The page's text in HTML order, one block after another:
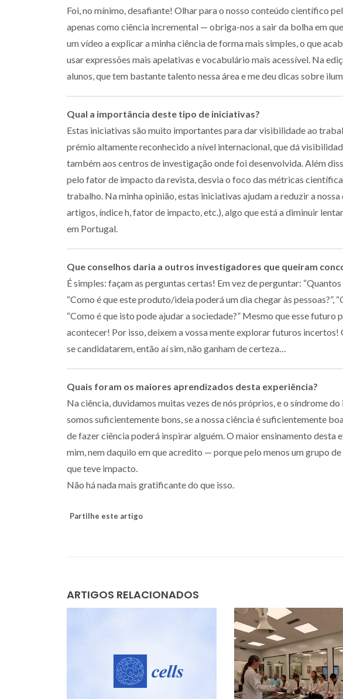
Foi, no mínimo, desafiante! Olhar para o nosso conteúdo científico
apenas como ciência incremental — obriga-nos a sair da bolha em
um vídeo a explicar a minha ciência de forma mais simples, o que
usar expressões mais apelativas e vocabulário mais acessível. Na
alunos, que tem bastante talento nessa área e me deu dicas sobre
Qual a importância deste tipo de iniciativas?
Estas iniciativas são muito importantes para dar visibilidade ao
prémio altamente reconhecido a nível internacional, que dá
também aos centros de investigação onde foi desenvolvida. Além
pelo fator de impacto da revista, desvia o foco das métricas
trabalho. Na minha opinião, estas iniciativas ajudam a reduzir a
artigos, índice h, fator de impacto, etc.), algo que está a diminuir
em Portugal.
Que conselhos daria a outros investigadores que queiram
É simples: façam as perguntas certas! Em vez de perguntar:
“Como é que este produto/ideia poderá um dia chegar às pessoas?”,
“Como é que isto pode ajudar a sociedade?” Mesmo que esse
acontecer! Por isso, deixem a vossa mente explorar futuros
se candidatarem, então aí sim, não ganham de certeza…
Quais foram os maiores aprendizados desta experiência?
Na ciência, duvidamos muitas vezes de nós próprios, e o síndrome
somos suficientemente bons, se a nossa ciência é suficientemente
de fazer ciência poderá inspirar alguém. O maior ensinamento desta
mim, nem daquilo em que acredito — porque pelo menos um grupo
que teve impacto.
Não há nada mais gratificante do que isso.
Partilhe este artigo
ARTIGOS RELACIONADOS